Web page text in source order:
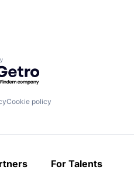
by Getro.com
Cookie policy
For Talents